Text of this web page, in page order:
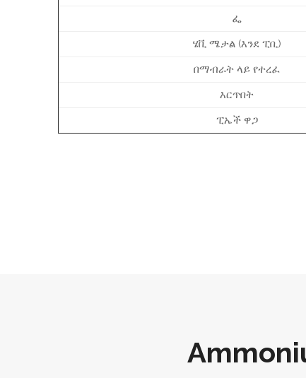
ፌ
ሄቪ ሜታል (እንደ ፒቢ)
በማብራት ላይ የተረፈ
እርጥበት
ፒኤች ዋጋ